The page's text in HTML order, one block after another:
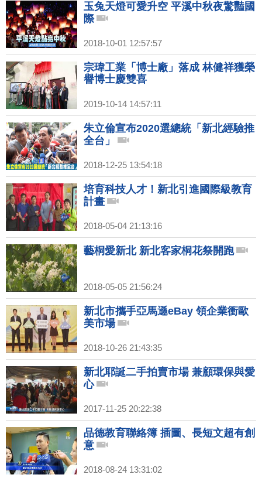
玉兔天燈可愛升空 平溪中秋夜驚豔國
際
2018-10-01 12:57:57
宗瑋工業「博士廠」落成 林健祥獲榮
譽博士慶雙喜
2019-10-14 14:57:11
朱立倫宣布2020選總統「新北經驗推
全台」
2018-12-25 13:54:18
培育科技人才！新北引進國際級教育
計畫
2018-05-04 21:13:16
藝桐愛新北 新北客家桐花祭開跑
2018-05-05 21:56:24
新北市攜手亞馬遜eBay 領企業衝歐
美市場
2018-10-26 21:43:35
新北耶誕二手拍賣市場 兼顧環保與愛
心
2017-11-25 20:22:38
品德教育聯絡簿 插圖、長短文超有創
意
2018-08-24 13:31:02